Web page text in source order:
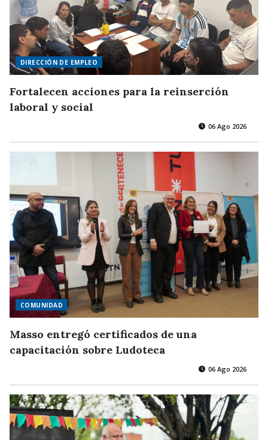
DIRECCIÓN DE EMPLEO
Fortalecen acciones para la reinserción
laboral y social
06 Ago 2026
COMUNIDAD
Masso entregó certificados de una
capacitación sobre Ludoteca
06 Ago 2026